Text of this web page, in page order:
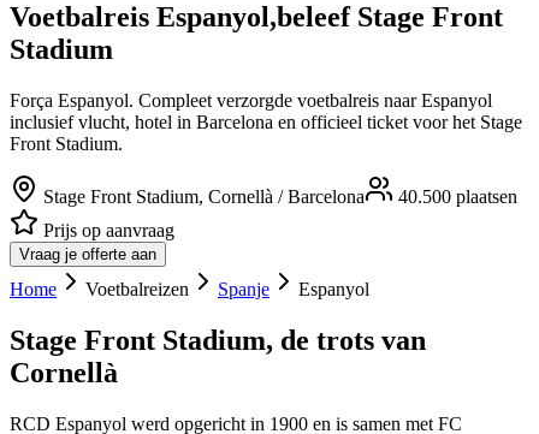
Voetbalreis Espanyol,beleef Stage Front
Stadium
Força Espanyol. Compleet verzorgde voetbalreis naar Espanyol
inclusief vlucht, hotel in Barcelona en officieel ticket voor het Stage
Front Stadium.
Stage Front Stadium, Cornellà / Barcelona 40.500 plaatsen
Prijs op aanvraag
Vraag je offerte aan
Home Voetbalreizen Spanje Espanyol
Stage Front Stadium, de trots van
Cornellà
RCD Espanyol werd opgericht in 1900 en is samen met FC